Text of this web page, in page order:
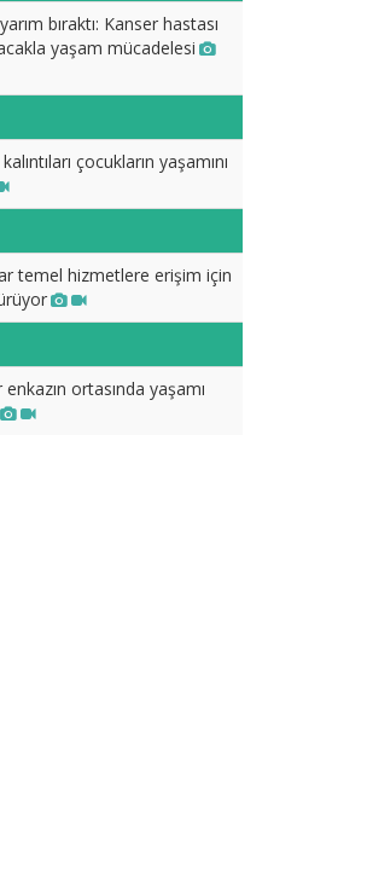
bıraktı: Kanser hastası
yaşam mücadelesi
çocukların yaşamını
temel hizmetlere erişim için
enkazın ortasında yaşamı